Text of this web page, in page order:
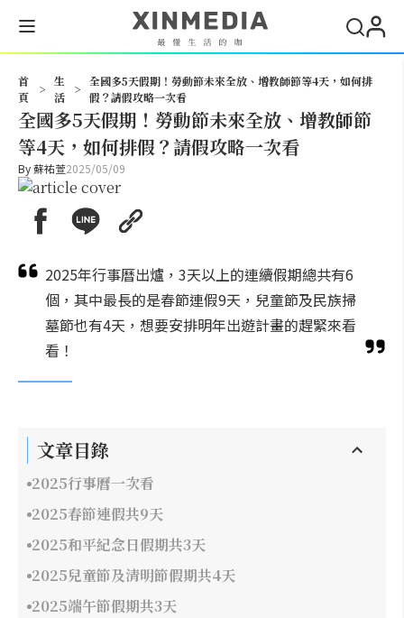
首
頁
>
生
活
>
全國多5天假期！勞動節未來全放、增教師節等4天，如何排
假？請假攻略一次看
全國多5天假期！勞動節未來全放、增教師節
等4天，如何排假？請假攻略一次看
By蘇祐萱2025/05/09
2025年行事曆出爐，3天以上的連續假期總共有6
個，其中最長的是春節連假9天，兒童節及民族掃
墓節也有4天，想要安排明年出遊計畫的趕緊來看
看！
文章目錄
2025行事曆一次看
2025春節連假共9天
2025和平紀念日假期共3天
2025兒童節及清明節假期共4天
2025端午節假期共3天